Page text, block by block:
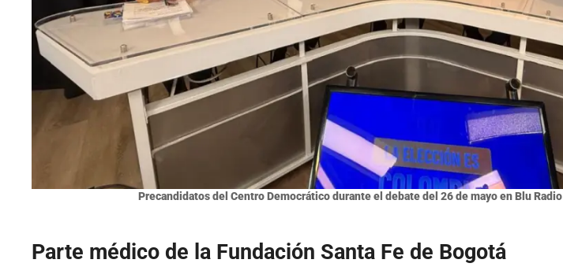
Precandidatos del Centro Democrático durante el debate del 26 de mayo en Blu Radio
Parte médico de la Fundación Santa Fe de Bogotá